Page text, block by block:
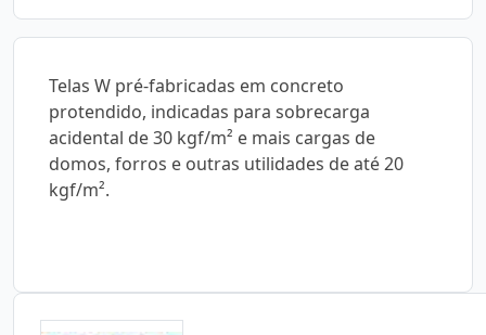
Telas W pré-fabricadas em concreto
protendido, indicadas para sobrecarga
acidental de 30 kgf/m² e mais cargas de
domos, forros e outras utilidades de até 20
kgf/m².